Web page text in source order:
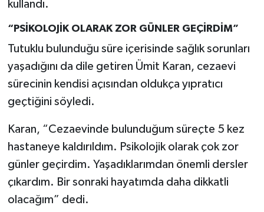
kullandı.
“PSİKOLOJİK OLARAK ZOR GÜNLER GEÇİRDİM”
Tutuklu bulunduğu süre içerisinde sağlık sorunları
yaşadığını da dile getiren Ümit Karan, cezaevi
sürecinin kendisi açısından oldukça yıpratıcı
geçtiğini söyledi.
Karan, “Cezaevinde bulunduğum süreçte 5 kez
hastaneye kaldırıldım. Psikolojik olarak çok zor
günler geçirdim. Yaşadıklarımdan önemli dersler
çıkardım. Bir sonraki hayatımda daha dikkatli
olacağım” dedi.